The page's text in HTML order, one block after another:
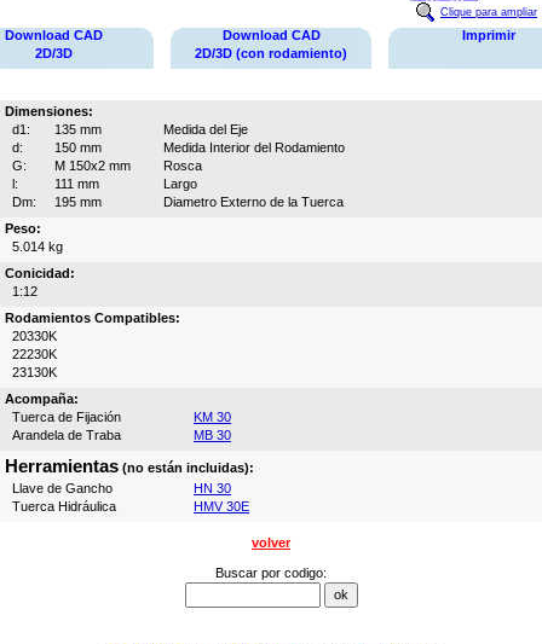
Clique para ampliar
Download CAD
2D/3D
Download CAD
2D/3D (con rodamiento)
Imprimir
Dimensiones:
d1:
135 mm
Medida del Eje
d:
150 mm
Medida Interior del Rodamiento
G:
M 150x2 mm
Rosca
l:
111 mm
Largo
Dm:
195 mm
Diametro Externo de la Tuerca
Peso:
5.014 kg
Conicidad:
1:12
Rodamientos Compatibles:
20330K
22230K
23130K
Acompaña:
Tuerca de Fijación
KM 30
Arandela de Traba
MB 30
Herramientas (no están incluidas):
Llave de Gancho
HN 30
Tuerca Hidráulica
HMV 30E
volver
Buscar por codigo: